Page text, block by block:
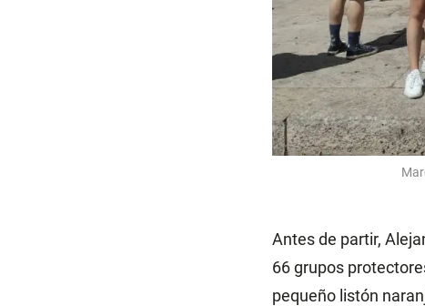
Antes de partir,
66 grupos
pequeño listón